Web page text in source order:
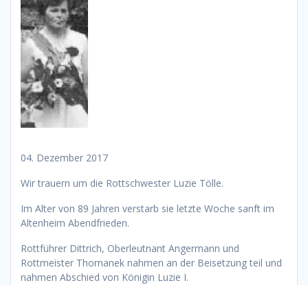
04. Dezember 2017
Wir trauern um die Rottschwester Luzie Tölle.
Im Alter von 89 Jahren verstarb sie letzte Woche sanft im
Altenheim Abendfrieden.
Rottführer Dittrich, Oberleutnant Angermann und
Rottmeister Thomanek nahmen an der Beisetzung teil und
nahmen Abschied von Königin Luzie I.